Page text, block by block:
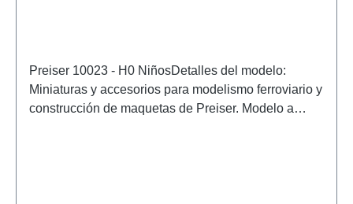
Preiser 10023 - H0 NiñosDetalles del modelo:
Miniaturas y accesorios para modelismo ferroviario y
construcción de maquetas de Preiser. Modelo a